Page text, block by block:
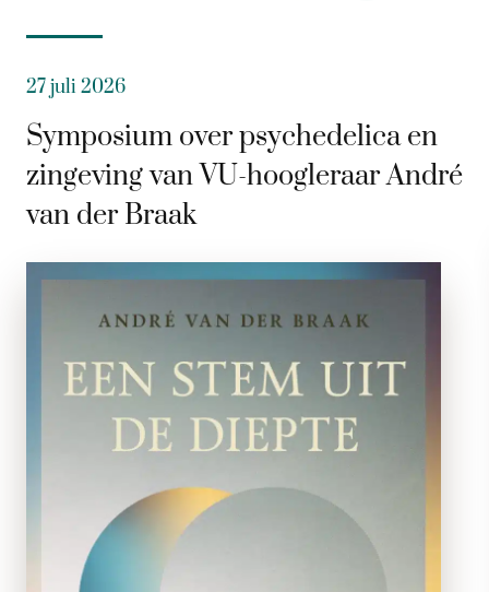
27 juli 2026
Symposium over psychedelica en
zingeving van VU-hoogleraar André
van der Braak